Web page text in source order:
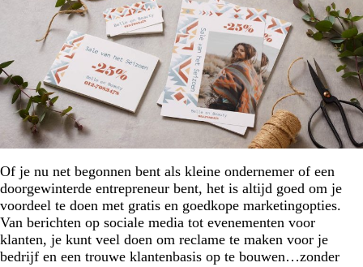
Of je nu net begonnen bent als kleine ondernemer of een
doorgewinterde entrepreneur bent, het is altijd goed om je
voordeel te doen met gratis en goedkope marketingopties.
Van berichten op sociale media tot evenementen voor
klanten, je kunt veel doen om reclame te maken voor je
bedrijf en een trouwe klantenbasis op te bouwen…zonder